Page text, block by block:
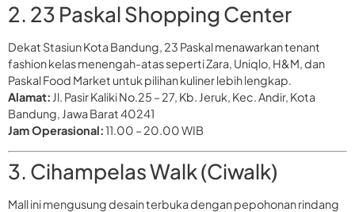
2. 23 Paskal Shopping Center
Dekat Stasiun Kota Bandung, 23 Paskal menawarkan tenant
fashion kelas menengah-atas seperti Zara, Uniqlo, H&M, dan
Paskal Food Market untuk pilihan kuliner lebih lengkap.
Alamat: Jl. Pasir Kaliki No.25 – 27, Kb. Jeruk, Kec. Andir, Kota
Bandung, Jawa Barat 40241
Jam Operasional:11.00 – 20.00 WIB
3. Cihampelas Walk (Ciwalk)
Mall ini mengusung desain terbuka dengan pepohonan rindang